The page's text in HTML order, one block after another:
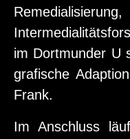
im Dortmunder U
grafische
Frank.
Im Anschluss